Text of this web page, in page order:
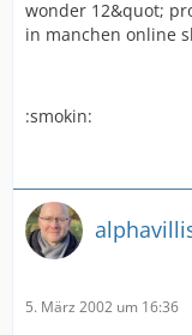
wonder 12&quot;
in manchen online
:smokin:
5. März 2002 um 16:36